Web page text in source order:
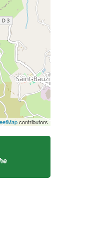
contributors